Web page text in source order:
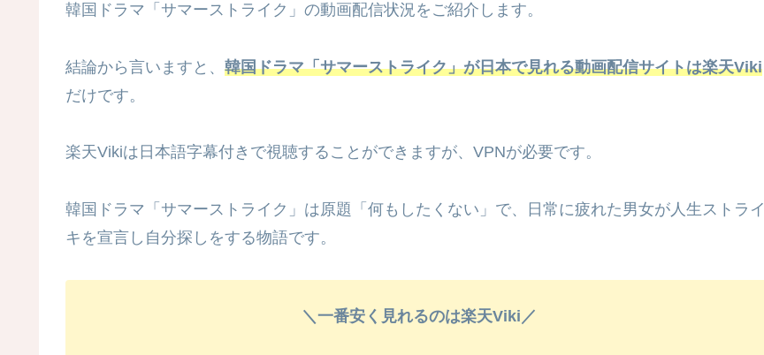
韓国ドラマ「サマーストライク」の動画配信状況をご紹介します。
結論から言いますと、 韓国ドラマ「サマーストライク」が日本で見れる動画配信サイトは楽天Viki
だけです。
楽天Vikiは日本語字幕付きで視聴することができますが、VPNが必要です。
韓国ドラマ「サマーストライク」は原題「何もしたくない」で、日常に疲れた男女が人生ストライ
キを宣言し自分探しをする物語です。
＼一番安く見れるのは楽天Viki／